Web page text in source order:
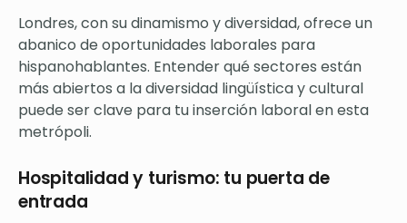
Londres, con su dinamismo y diversidad, ofrece un
abanico de oportunidades laborales para
hispanohablantes. Entender qué sectores están
más abiertos a la diversidad lingüística y cultural
puede ser clave para tu inserción laboral en esta
metrópoli.
Hospitalidad y turismo: tu puerta de
entrada